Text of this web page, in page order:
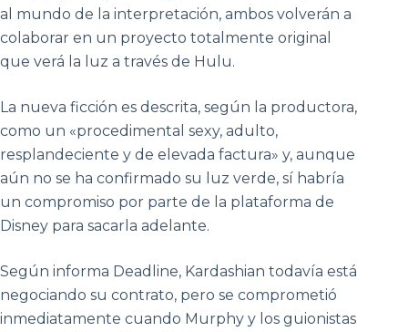
al mundo de la interpretación, ambos volverán a
colaborar en un proyecto totalmente original
que verá la luz a través de Hulu.
La nueva ficción es descrita, según la productora,
como un «procedimental sexy, adulto,
resplandeciente y de elevada factura» y, aunque
aún no se ha confirmado su luz verde, sí habría
un compromiso por parte de la plataforma de
Disney para sacarla adelante.
Según informa Deadline, Kardashian todavía está
negociando su contrato, pero se comprometió
inmediatamente cuando Murphy y los guionistas